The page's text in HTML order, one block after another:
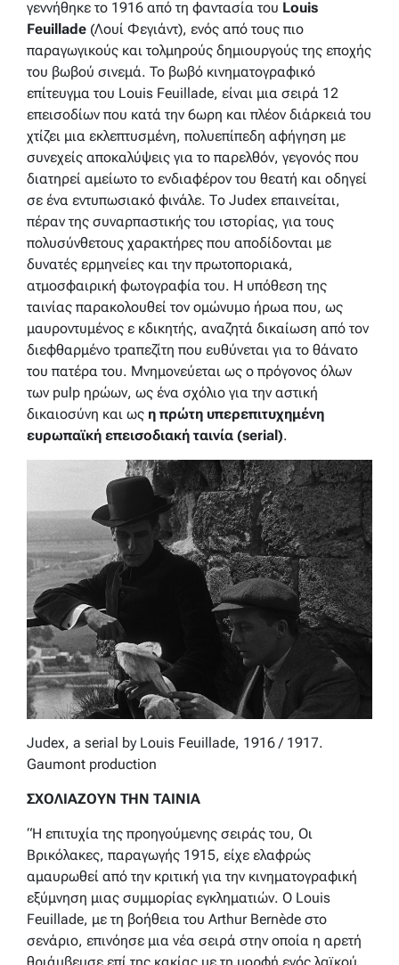
γεννήθηκε το 1916 από τη φαντασία του Louis
Feuillade (Λουί Φεγιάντ), ενός από τους πιο
παραγωγικούς και τολμηρούς δημιουργούς της εποχής
του βωβού σινεμά. To βωβό κινηματογραφικό
επίτευγμα του Louis Feuillade, είναι μια σειρά 12
επεισοδίων που κατά την 6ωρη και πλέον διάρκειά του
χτίζει μια εκλεπτυσμένη, πολυεπίπεδη αφήγηση με
συνεχείς αποκαλύψεις για το παρελθόν, γεγονός που
διατηρεί αμείωτο το ενδιαφέρον του θεατή και οδηγεί
σε ένα εντυπωσιακό φινάλε. Το Judex επαινείται,
πέραν της συναρπαστικής του ιστορίας, για τους
πολυσύνθετους χαρακτήρες που αποδίδονται με
δυνατές ερμηνείες και την πρωτοποριακά,
ατμοσφαιρική φωτογραφία του. Η υπόθεση της
ταινίας παρακολουθεί τον ομώνυμο ήρωα που, ως
μαυροντυμένος ε κδικητής, αναζητά δικαίωση από τον
διεφθαρμένο τραπεζίτη που ευθύνεται για το θάνατο
του πατέρα του. Μνημονεύεται ως ο πρόγονος όλων
των pulp ηρώων, ως ένα σχόλιο για την αστική
δικαιοσύνη και ως η πρώτη υπερεπιτυχημένη
ευρωπαϊκή επεισοδιακή ταινία (serial).
Judex, a serial by Louis Feuillade, 1916 / 1917.
Gaumont production
ΣΧΟΛΙΑΖΟΥΝ ΤΗΝ ΤΑΙΝΙΑ
“Η επιτυχία της προηγούμενης σειράς του, Οι
Βρικόλακες, παραγωγής 1915, είχε ελαφρώς
αμαυρωθεί από την κριτική για την κινηματογραφική
εξύμνηση μιας συμμορίας εγκληματιών. Ο Louis
Feuillade, με τη βοήθεια του Arthur Bernède στο
σενάριο, επινόησε μια νέα σειρά στην οποία η αρετή